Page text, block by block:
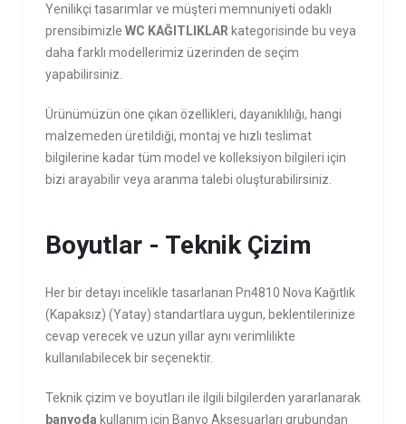
Yenilikçi tasarımlar ve müşteri memnuniyeti odaklı
prensibimizle WC KAĞITLIKLAR kategorisinde bu veya
daha farklı modellerimiz üzerinden de seçim
yapabilirsiniz.
Ürünümüzün öne çıkan özellikleri, dayanıklılığı, hangi
malzemeden üretildiği, montaj ve hızlı teslimat
bilgilerine kadar tüm model ve kolleksiyon bilgileri için
bizi arayabilir veya aranma talebi oluşturabilirsiniz.
Boyutlar - Teknik Çizim
Her bir detayı incelikle tasarlanan Pn4810 Nova Kağıtlık
(Kapaksız) (Yatay) standartlara uygun, beklentilerinize
cevap verecek ve uzun yıllar aynı verimlilikte
kullanılabilecek bir seçenektir.
Teknik çizim ve boyutları ile ilgili bilgilerden yararlanarak
banyoda kullanım için Banyo Aksesuarları grubundan